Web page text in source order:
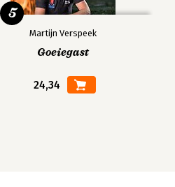
Martijn Verspeek
Goeiegast
24,34
5